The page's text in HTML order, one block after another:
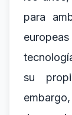
para
su